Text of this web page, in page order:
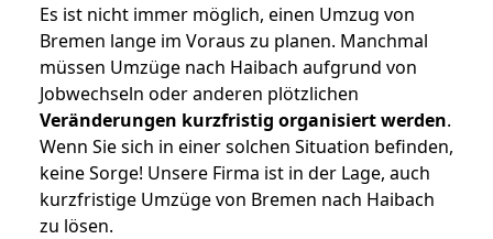
Es ist nicht immer möglich, einen Umzug von
Bremen lange im Voraus zu planen. Manchmal
müssen Umzüge nach Haibach aufgrund von
Jobwechseln oder anderen plötzlichen
Veränderungen kurzfristig organisiert werden.
Wenn Sie sich in einer solchen Situation befinden,
keine Sorge! Unsere Firma ist in der Lage, auch
kurzfristige Umzüge von Bremen nach Haibach
zu lösen.